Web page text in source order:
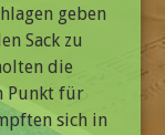
geben
Sack zu
die
Punkt für
sich in